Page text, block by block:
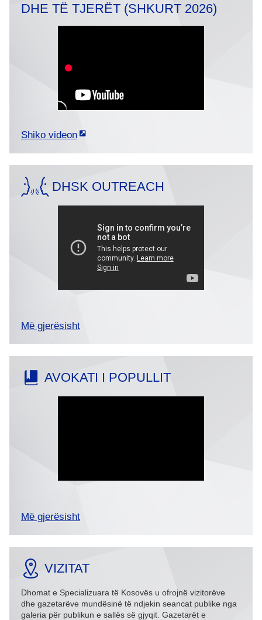
DHE TË TJERËT (SHKURT 2026)
Shiko videon
DHSK OUTREACH
Më gjerësisht
AVOKATI I POPULLIT
Më gjerësisht
VIZITAT
Dhomat e Specializuara të Kosovës u ofrojnë vizitorëve
dhe gazetarëve mundësinë të ndjekin seancat publike nga
galeria për publikun e sallës së gjyqit. Gazetarët e